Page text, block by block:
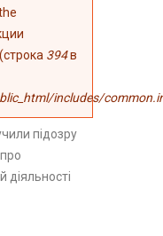
394в
includes/
підозру